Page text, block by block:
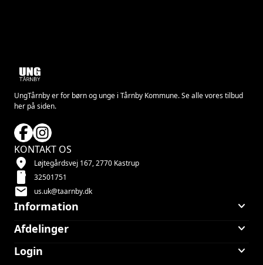
UngTårnby er for børn og unge i Tårnby Kommune. Se alle vores tilbud
her på siden.
KONTAKT OS
location_on Løjtegårdsvej 167, 2770 Kastrup
smartphone 32501751
mail us.uk@taarnby.dk
Information keyboard_arrow_down
Afdelinger keyboard_arrow_down
Login keyboard_arrow_down